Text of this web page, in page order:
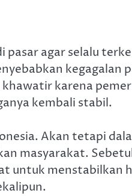
agar selalu
kegagalan
karena
kembali stabil.
Akan tetapi
masyarakat.
untuk menstabilkan